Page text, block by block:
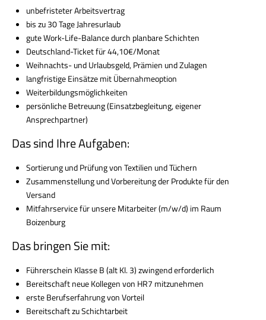
unbefristeterArbeitsvertrag
bis zu 30 Tage Jahresurlaub
guteWork-Life-Balancedurch planbare Schichten
Deutschland-Ticket für 44,10€/Monat
Weihnachts- und Urlaubsgeld, Prämien und Zulagen
langfristige Einsätze mitÜbernahmeoption
Weiterbildungsmöglichkeiten
persönliche Betreuung (Einsatzbegleitung, eigener
Ansprechpartner)
Das sind Ihre Aufgaben:
Sortierung und Prüfung von Textilien und Tüchern
Zusammenstellung und Vorbereitung der Produkte für den
Versand
Mitfahrservice für unsere Mitarbeiter (m/w/d) im Raum
Boizenburg
Das bringen Sie mit:
Führerschein Klasse B (alt Kl. 3) zwingend erforderlich
Bereitschaft neue Kollegen von HR7 mitzunehmen
erste Berufserfahrung von Vorteil
Bereitschaft zu Schichtarbeit